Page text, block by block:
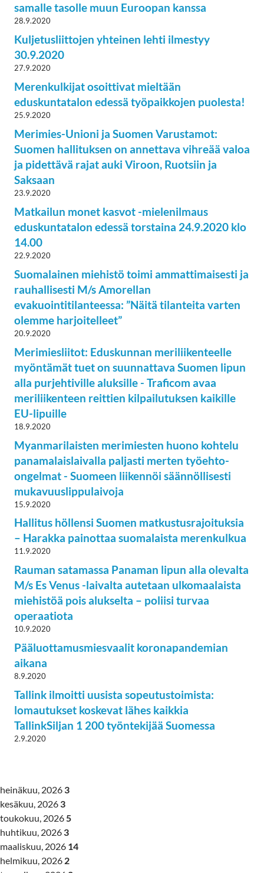
samalle tasolle muun Euroopan kanssa
28.9.2020
Kuljetusliittojen yhteinen lehti ilmestyy
30.9.2020
27.9.2020
Merenkulkijat osoittivat mieltään
eduskuntatalon edessä työpaikkojen puolesta!
25.9.2020
Merimies-Unioni ja Suomen Varustamot:
Suomen hallituksen on annettava vihreää valoa
ja pidettävä rajat auki Viroon, Ruotsiin ja
Saksaan
23.9.2020
Matkailun monet kasvot -mielenilmaus
eduskuntatalon edessä torstaina 24.9.2020 klo
14.00
22.9.2020
Suomalainen miehistö toimi ammattimaisesti ja
rauhallisesti M/s Amorellan
evakuointitilanteessa: ”Näitä tilanteita varten
olemme harjoitelleet”
20.9.2020
Merimiesliitot: Eduskunnan meriliikenteelle
myöntämät tuet on suunnattava Suomen lipun
alla purjehtiville aluksille - Traficom avaa
meriliikenteen reittien kilpailutuksen kaikille
EU-lipuille
18.9.2020
Myanmarilaisten merimiesten huono kohtelu
panamalaislaivalla paljasti merten työehto-
ongelmat - Suomeen liikennöi säännöllisesti
mukavuuslippulaivoja
15.9.2020
Hallitus höllensi Suomen matkustusrajoituksia
– Harakka painottaa suomalaista merenkulkua
11.9.2020
Rauman satamassa Panaman lipun alla olevalta
M/s Es Venus -laivalta autetaan ulkomaalaista
miehistöä pois alukselta – poliisi turvaa
operaatiota
10.9.2020
Pääluottamusmiesvaalit koronapandemian
aikana
8.9.2020
Tallink ilmoitti uusista sopeutustoimista:
lomautukset koskevat lähes kaikkia
TallinkSiljan 1 200 työntekijää Suomessa
2.9.2020
heinäkuu, 2026 3
kesäkuu, 2026 3
toukokuu, 20265
huhtikuu, 2026 3
maaliskuu, 2026 14
helmikuu, 2026 2